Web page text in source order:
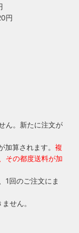
円
ん。新たに注文が
算されます。 複
その都度送料が加
1回のご注文にま
せん。